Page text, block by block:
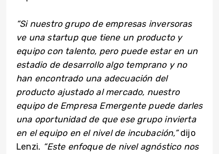
“Si nuestro grupo de empresas inversoras
ve una startup que tiene un producto y
equipo con talento, pero puede estar en un
estadio de desarrollo algo temprano y no
han encontrado una adecuación del
producto ajustado al mercado, nuestro
equipo de Empresa Emergente puede darles
una oportunidad de que ese grupo invierta
en el equipo en el nivel de incubación,”dijo
Lenzi. “Este enfoque de nivel agnóstico nos